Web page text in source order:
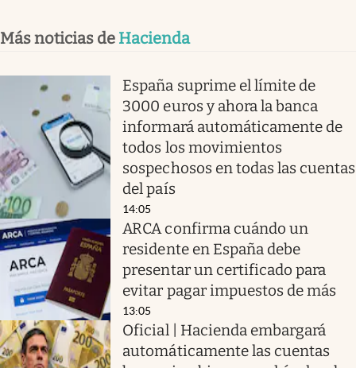
Más noticias de Hacienda
España suprime el límite de
3000 euros y ahora la banca
informará automáticamente de
todos los movimientos
sospechosos en todas las cuentas
del país
14:05
ARCA confirma cuándo un
residente en España debe
presentar un certificado para
evitar pagar impuestos de más
13:05
Oficial | Hacienda embargará
automáticamente las cuentas